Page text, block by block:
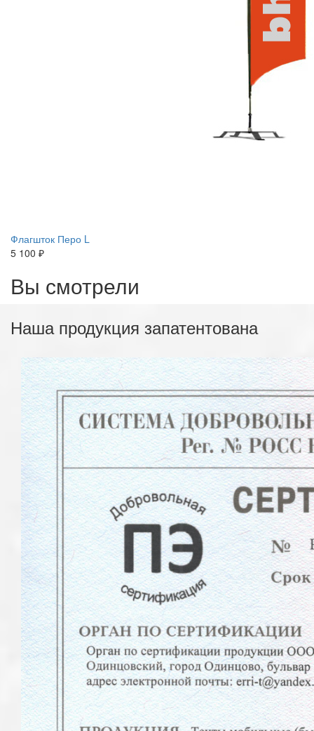
Флагшток Перо L
5 100 ₽
Вы смотрели
Наша продукция запатентована